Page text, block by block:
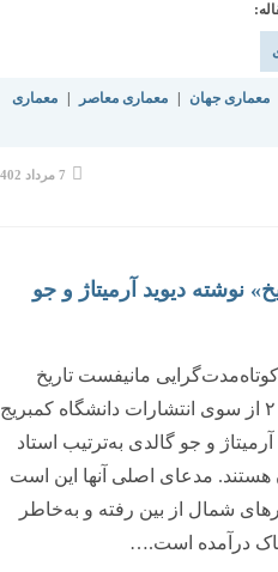
معماری جهان معماری معاصر
معماری
نوشته
منتشر
7 مرداد 1402
نوشته دیوید آرمیتاژ و جو
مانیفست تاریخ
عنوان کتابی است که در اکتبر۲۰۱۴ از سوی انتشارات دانشگاه کمبریج
و جو گالدی به‌ترتیب استاد
هستند. مدعای اصلی آنها این است
شمال از بین رفته و به‌خاطر
درآمده است.…